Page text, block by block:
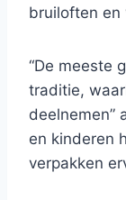
bruiloften en
“De meeste
traditie,
deelnemen”
en kinderen
verpakken